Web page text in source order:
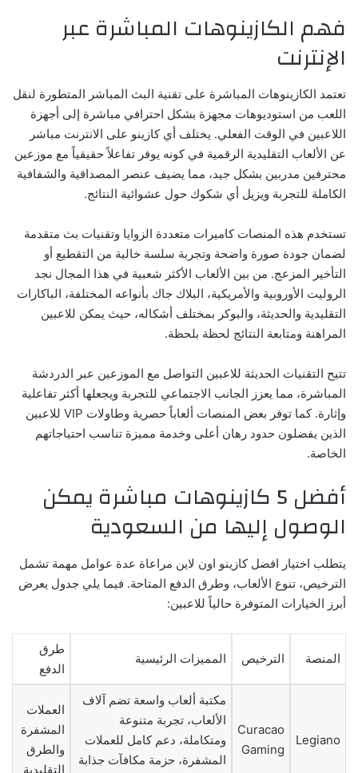
فهم الكازينوهات المباشرة عبر
الإنترنت
تعتمد الكازينوهات المباشرة على تقنية البث المباشر المتطورة لنقل
اللعب من استوديوهات مجهزة بشكل احترافي مباشرة إلى أجهزة
اللاعبين في الوقت الفعلي. يختلف أيكازينو على الانترنت مباشر
عن الألعاب التقليدية الرقمية في كونه يوفر تفاعلاً حقيقياً مع موزعين
محترفين مدربين بشكل جيد، مما يضيف عنصر المصداقية والشفافية
الكاملة للتجربة ويزيل أي شكوك حول عشوائية النتائج.
تستخدم هذه المنصات كاميرات متعددة الزوايا وتقنيات بث متقدمة
لضمان جودة صورة واضحة وتجربة سلسة خالية من التقطيع أو
التأخير المزعج. من بين الألعاب الأكثر شعبية في هذا المجال نجد
الروليت الأوروبية والأمريكية، البلاك جاك بأنواعه المختلفة، الباكارات
التقليدية والحديثة، والبوكر بمختلف أشكاله، حيث يمكن للاعبين
المراهنة ومتابعة النتائج لحظة بلحظة.
تتيح التقنيات الحديثة للاعبين التواصل مع الموزعين عبر الدردشة
المباشرة، مما يعزز الجانب الاجتماعي للتجربة ويجعلها أكثر تفاعلية
وإثارة. كما توفر بعض المنصات ألعاباً حصرية وطاولات VIP للاعبين
الذين يفضلون حدود رهان أعلى وخدمة مميزة تناسب احتياجاتهم
الخاصة.
أفضل 5 كازينوهات مباشرة يمكن
الوصول إليها من السعودية
يتطلب اختيار افضل كازينو اون لاين مراعاة عدة عوامل مهمة تشمل
الترخيص، تنوع الألعاب، وطرق الدفع المتاحة. فيما يلي جدول يعرض
أبرز الخيارات المتوفرة حالياً للاعبين:
المنصة الترخيص المميزات الرئيسية
طرق
الدفع
Legiano
Curacao
Gaming
مكتبة ألعاب واسعة تضم آلاف
الألعاب، تجربة متنوعة
ومتكاملة، دعم كامل للعملات
المشفرة، حزمة مكافآت جذابة
العملات
المشفرة
والطرق
التقليدية